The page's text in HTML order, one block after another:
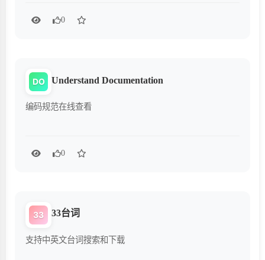
0
DO Understand Documentation
编码规范在线查看
0
33 33台词
支持中英文台词搜索和下载